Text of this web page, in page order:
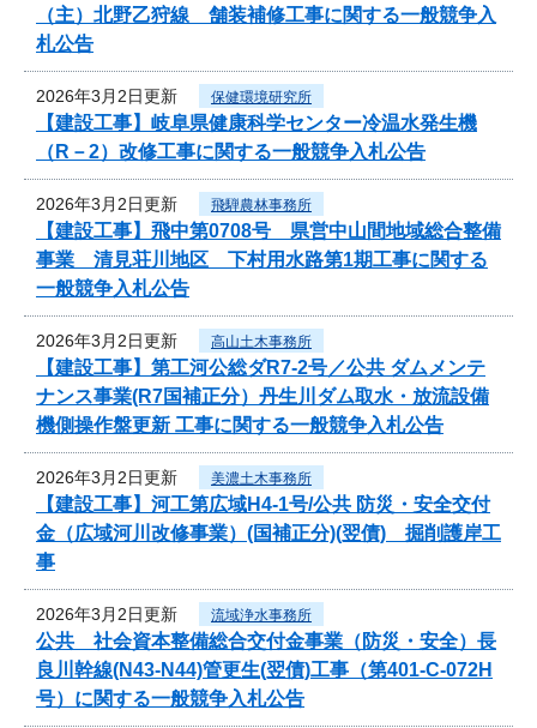
（主）北野乙狩線 舗装補修工事に関する一般競争入
札公告
2026年3月2日更新 保健環境研究所
【建設工事】岐阜県健康科学センター冷温水発生機
（R－2）改修工事に関する一般競争入札公告
2026年3月2日更新 飛騨農林事務所
【建設工事】飛中第0708号 県営中山間地域総合整備
事業 清見荘川地区 下村用水路第1期工事に関する
一般競争入札公告
2026年3月2日更新 高山土木事務所
【建設工事】第工河公総ダR7-2号／公共 ダムメンテ
ナンス事業(R7国補正分）丹生川ダム取水・放流設備
機側操作盤更新 工事に関する一般競争入札公告
2026年3月2日更新 美濃土木事務所
【建設工事】河工第広域H4-1号/公共 防災・安全交付
金（広域河川改修事業）(国補正分)(翌債) 掘削護岸工
事
2026年3月2日更新 流域浄水事務所
公共 社会資本整備総合交付金事業（防災・安全）長
良川幹線(N43-N44)管更生(翌債)工事（第401-C-072H
号）に関する一般競争入札公告